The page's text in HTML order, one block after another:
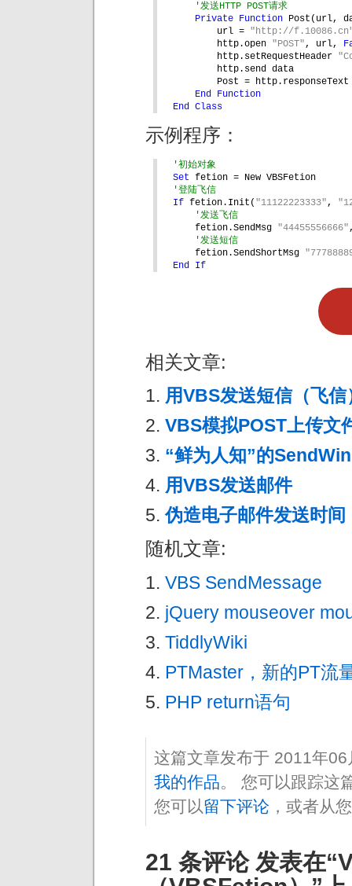
'发送HTTP POST请求
Private Function Post(url,
url = "http://
http.open "POST", url,
http.setRequestHeader
http.send data
Post = http.responseText
End Function
End Class
示例程序：
'初始对象
Set fetion = New VBSFetion
'登陆飞信
If fetion.Init( "11122223333" ,
'发送飞信
fetion.SendMsg "44455556666"
'发送短信
fetion.SendShortMsg
End If
相关文章:
用VBS发送短信（飞信
VBS模拟POST上传文
“鲜为人知”的
用VBS发送邮件
伪造电子邮件发送时间
随机文章:
VBS SendMessage
jQuery mouseover
TiddlyWiki
PTMaster，新的PT流
PHP return语句
这篇文章发布于 2011年
我的作品。 您可以跟踪这
您可以留下评论 ，或者从
21 条评论 发表在